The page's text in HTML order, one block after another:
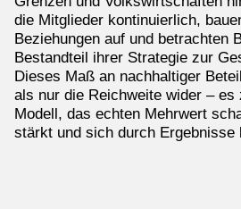
die Mitglieder kontinuierlich,
Beziehungen auf und betrachten
Bestandteil ihrer Strategie zur
Dieses Maß an nachhaltiger
als nur die Reichweite wider – es
Modell, das echten Mehrwert
stärkt und sich durch Ergebnisse